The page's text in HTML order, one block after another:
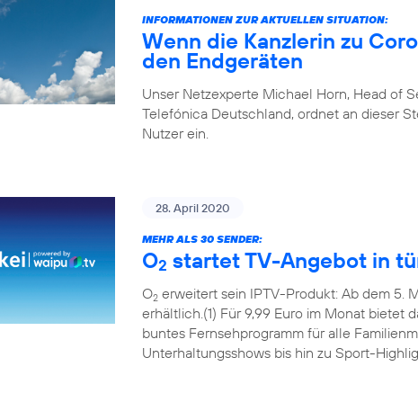
INFORMATIONEN ZUR AKTUELLEN SITUATION:
Wenn die Kanzlerin zu
den Endgeräten
Unser Netzexperte Michael Horn, Head of
Telefónica Deutschland, ordnet an dieser
Nutzer ein.
28. April 2020
MEHR ALS 30 SENDER:
O2 startet TV-Angebot in
O2 erweitert sein IPTV-Produkt: Ab dem 5.
erhältlich.(1) Für 9,99 Euro im Monat bietet
buntes Fernsehprogramm für alle
Unterhaltungsshows bis hin zu Sport-